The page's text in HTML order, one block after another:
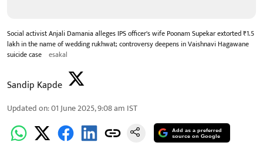
Social activist Anjali Damania alleges IPS officer's wife Poonam Supekar extorted ₹1.5
lakh in the name of wedding rukhwat; controversy deepens in Vaishnavi Hagawane
suicide case esakal
Sandip Kapde
Updated on:01 June 2025, 9:08 am IST
Add as a preferred
source on Google